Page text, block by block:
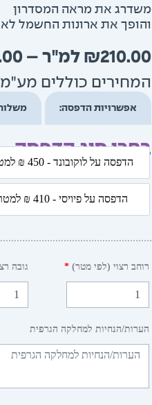
משדרג את מראה המסדרון
והופך את ארונות החשמל
₪210.00
–
המחירים כוללים מע"מ
אפשרויות הדפסה:
בחרו סוג הדפסה
הדפסה על לוקובונד - 450 ₪ למטר
הדפסה על פיויסי - 410 ₪ למטר
רוחב רצוי (לפי מטר) * גובה
הערות/הנחיות למחלקה הגרפית
כמות
הכי